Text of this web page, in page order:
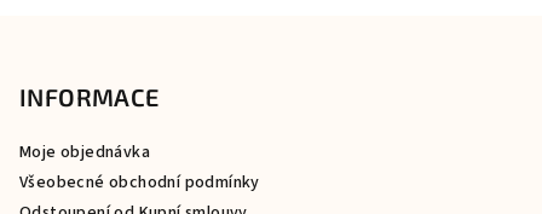
INFORMACE
Moje objednávka
Všeobecné obchodní podmínky